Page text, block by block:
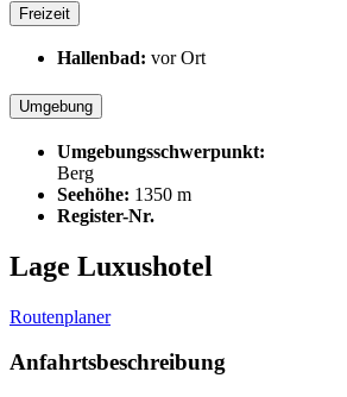
Freizeit
Hallenbad: vor Ort
Umgebung
Umgebungsschwerpunkt:
Berg
Seehöhe: 1350 m
Register-Nr.
Lage Luxushotel
Routenplaner
Anfahrtsbeschreibung